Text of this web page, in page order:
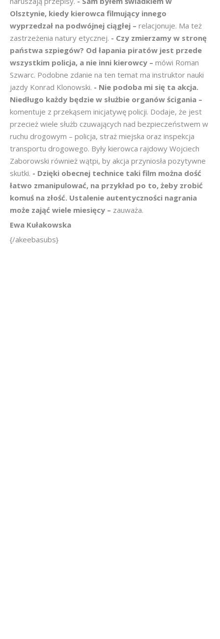
Olsztynie, kiedy kierowca filmujący innego
wyprzedzał na podwójnej ciągłej – relacjonuje. Ma też
zastrzeżenia natury etycznej. - Czy zmierzamy w stronę
państwa szpiegów? Od łapania piratów jest przede
wszystkim policja, a nie inni kierowcy – mówi Roman
Szwarc. Podobne zdanie na ten temat ma instruktor nauki
jazdy Konrad Klonowski. - Nie podoba mi się ta akcja.
Niedługo każdy będzie w służbie organów ścigania –
komentuje z przekąsem inicjatywę policji. Dodaje, że jest
przecież wiele służb czuwających nad bezpieczeństwem w
ruchu drogowym – policja, straż miejska oraz inspekcja
transportu drogowego. Były kierowca rajdowy Wojciech
Zaborowski również wątpi, by akcja przyniosła pozytywne
skutki. - Dzięki obecnej technice taki film można dość
łatwo zmanipulować, na przykład po to, żeby zrobić
komuś na złość. Ustalenie autentyczności nagrania
może zająć wiele miesięcy – zauważa.
Ewa Kułakowska
{/akeebasubs}